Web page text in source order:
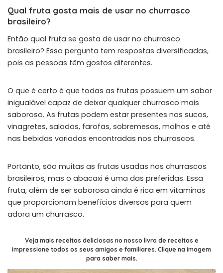
Qual fruta gosta mais de usar no churrasco
brasileiro?
Então qual fruta se gosta de usar no churrasco
brasileiro? Essa pergunta tem respostas diversificadas,
pois as pessoas têm gostos diferentes.
O que é certo é que todas as frutas possuem um sabor
inigualável capaz de deixar qualquer churrasco mais
saboroso. As frutas podem estar presentes nos sucos,
vinagretes, saladas, farofas, sobremesas, molhos e até
nas bebidas variadas encontradas nos churrascos.
Portanto, são muitas as frutas usadas nos churrascos
brasileiros, mas o abacaxi é uma das preferidas. Essa
fruta, além de ser saborosa ainda é rica em vitaminas
que proporcionam benefícios diversos para quem
adora um churrasco.
Veja mais receitas deliciosas no nosso livro de receitas e
impressione todos os seus amigos e familiares. Clique na imagem
para saber mais.